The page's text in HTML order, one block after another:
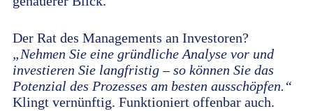
Der Rat des Managements an Investoren?
„Nehmen Sie eine gründliche Analyse vor und
investieren Sie langfristig – so können Sie das
Potenzial des Prozesses am besten ausschöpfen.“
Klingt vernünftig. Funktioniert offenbar auch.